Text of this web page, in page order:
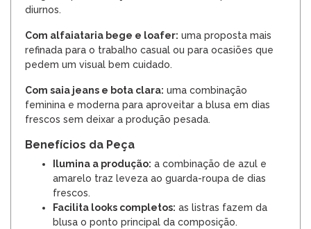
diurnos.
Com alfaiataria bege e loafer: uma proposta mais
refinada para o trabalho casual ou para ocasiões que
pedem um visual bem cuidado.
Com saia jeans e bota clara: uma combinação
feminina e moderna para aproveitar a blusa em dias
frescos sem deixar a produção pesada.
Benefícios da Peça
Ilumina a produção: a combinação de azul e
amarelo traz leveza ao guarda-roupa de dias
frescos.
Facilita looks completos: as listras fazem da
blusa o ponto principal da composição.